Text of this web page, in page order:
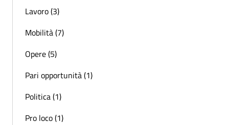
Lavoro (3)
Mobilità (7)
Opere (5)
Pari opportunità (1)
Politica (1)
Pro loco (1)